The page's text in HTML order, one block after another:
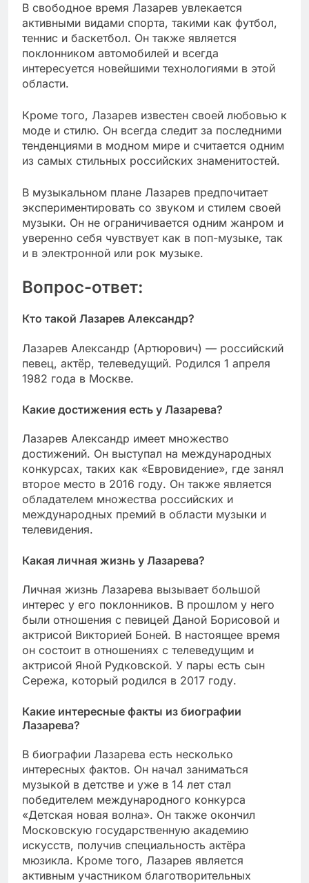
В свободное время Лазарев увлекается
активными видами спорта, такими как футбол,
теннис и баскетбол. Он также является
поклонником автомобилей и всегда
интересуется новейшими технологиями в этой
области.
Кроме того, Лазарев известен своей любовью к
моде и стилю. Он всегда следит за последними
тенденциями в модном мире и считается одним
из самых стильных российских знаменитостей.
В музыкальном плане Лазарев предпочитает
экспериментировать со звуком и стилем своей
музыки. Он не ограничивается одним жанром и
уверенно себя чувствует как в поп-музыке, так
и в электронной или рок музыке.
Вопрос-ответ:
Кто такой Лазарев Александр?
Лазарев Александр (Артюрович) — российский
певец, актёр, телеведущий. Родился 1 апреля
1982 года в Москве.
Какие достижения есть у Лазарева?
Лазарев Александр имеет множество
достижений. Он выступал на международных
конкурсах, таких как «Евровидение», где занял
второе место в 2016 году. Он также является
обладателем множества российских и
международных премий в области музыки и
телевидения.
Какая личная жизнь у Лазарева?
Личная жизнь Лазарева вызывает большой
интерес у его поклонников. В прошлом у него
были отношения с певицей Даной Борисовой и
актрисой Викторией Боней. В настоящее время
он состоит в отношениях с телеведущим и
актрисой Яной Рудковской. У пары есть сын
Сережа, который родился в 2017 году.
Какие интересные факты из биографии
Лазарева?
В биографии Лазарева есть несколько
интересных фактов. Он начал заниматься
музыкой в детстве и уже в 14 лет стал
победителем международного конкурса
«Детская новая волна». Он также окончил
Московскую государственную академию
искусств, получив специальность актёра
мюзикла. Кроме того, Лазарев является
активным участником благотворительных